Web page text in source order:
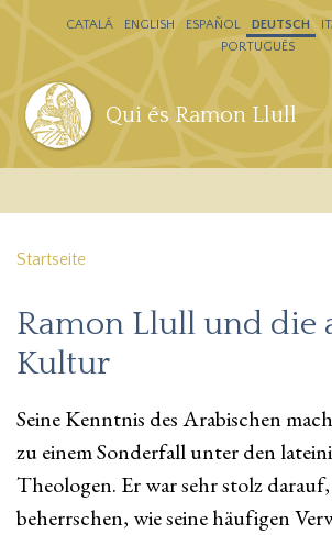
Direkt zum Inhalt
Qui és Ramon Llull
CATALÁ ENGLISH ESPAÑOL DEUTSCH
PORTUGUÊS
Startseite
Ramon Llull und die
Kultur
Seine Kenntnis des Arabischen
zu einem Sonderfall unter den
Theologen. Er war sehr stolz darauf,
beherrschen, wie seine häufigen